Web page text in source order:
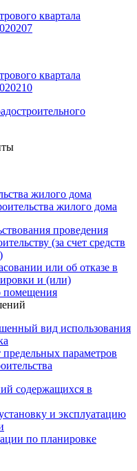
квартала
квартала
жилого дома
жилого дома
проведения
(за счет средств
или об отказе в
и (или)
помещения
вид использования
параметров
содержащихся в
и эксплуатацию
по планировке